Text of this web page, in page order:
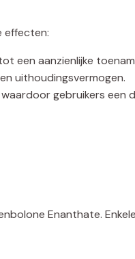
effecten:
aanzienlijke
uithoudingsvermogen.
gebruikers een
Enanthate.